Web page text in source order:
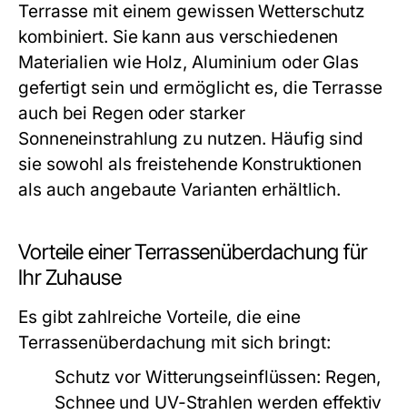
Terrasse mit einem gewissen Wetterschutz
kombiniert. Sie kann aus verschiedenen
Materialien wie Holz, Aluminium oder Glas
gefertigt sein und ermöglicht es, die Terrasse
auch bei Regen oder starker
Sonneneinstrahlung zu nutzen. Häufig sind
sie sowohl als freistehende Konstruktionen
als auch angebaute Varianten erhältlich.
Vorteile einer Terrassenüberdachung für
Ihr Zuhause
Es gibt zahlreiche Vorteile, die eine
Terrassenüberdachung mit sich bringt:
Schutz vor Witterungseinflüssen: Regen,
Schnee und UV-Strahlen werden effektiv